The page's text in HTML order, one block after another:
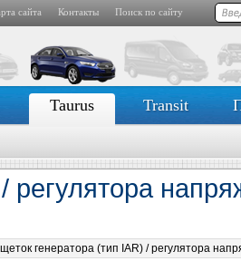
сайта Контакты Поиск по сайту
Taurus Transit
регулятора
генератора (тип IAR) / регулятора